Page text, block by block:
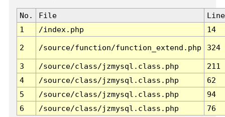
No. File
Line
1
/index.php 14
2 /source/function/function_extend.php 324
3 /source/class/jzmysql.class.php
211
4
/source/class/jzmysql.class.php
62
5
/source/class/jzmysql.class.php
94
6
/source/class/jzmysql.class.php 76